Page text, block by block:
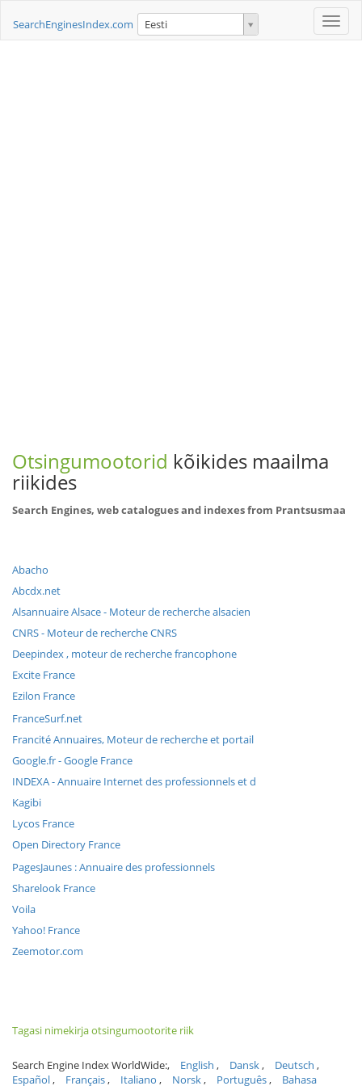
Toggle
SearchEnginesIndex.com Eesti
Otsingumootorid kõikides maailma
riikides
Search Engines, web catalogues and indexes from Prantsusmaa
Abacho
Abcdx.net
Alsannuaire Alsace - Moteur de recherche alsacien
CNRS - Moteur de recherche CNRS
Deepindex , moteur de recherche francophone
Excite France
Ezilon France
FranceSurf.net
Francité Annuaires, Moteur de recherche et portail
Google.fr - Google France
INDEXA - Annuaire Internet des professionnels et d
Kagibi
Lycos France
Open Directory France
PagesJaunes : Annuaire des professionnels
Sharelook France
Voila
Yahoo! France
Zeemotor.com
Tagasi nimekirja otsingumootorite riik
Search Engine Index WorldWide: English Dansk
Deutsch
Español
Français Italiano Norsk Português Bahasa